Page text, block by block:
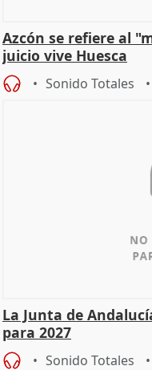
Azcón se refiere al
juicio vive Huesca
Sonido Totales
La Junta de
para 2027
Sonido Totales